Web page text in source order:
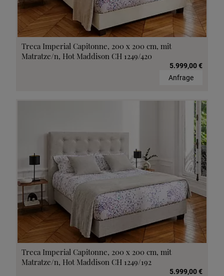
Treca Imperial Capitonne, 200 x 200 cm, mit
Matratze/n, Hot Maddison CH 1249/420
5.999,00 €
Anfrage
Treca Imperial Capitonne, 200 x 200 cm, mit
Matratze/n, Hot Maddison CH 1249/192
5.999,00 €